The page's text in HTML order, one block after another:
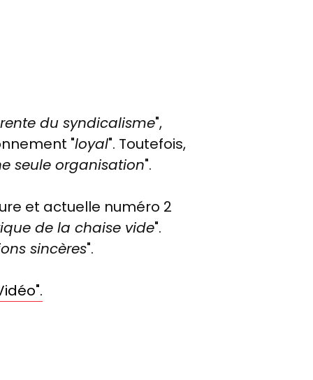
du syndicalisme",
"loyal". Toutefois,
seule organisation".
et actuelle numéro 2
de la chaise vide".
sincères".